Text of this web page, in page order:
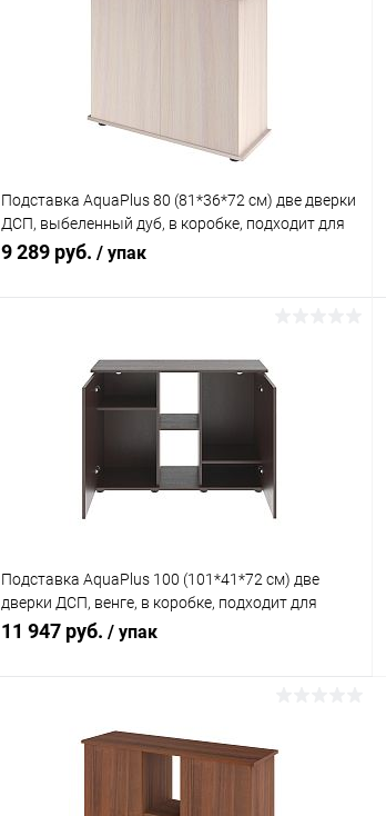
Подставка AquaPlus 80 (81*36*72 см) две дверки
ДСП, выбеленный дуб, в коробке, подходит для
модели аквариума LUX П120, подходит для
9 289 руб. / упак
Подставка AquaPlus 100 (101*41*72 см) две
дверки ДСП, венге, в коробке, подходит для
модели аквариума LUX П200
11 947 руб. / упак